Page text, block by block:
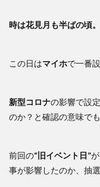
時は花見月も半ばの頃。
この日はマイホで一番
新型コロナの影響で設
のか？と確認の意味で
前回の“旧イベント日”
事が影響したのか、抽